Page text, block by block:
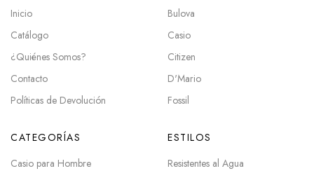
Inicio
Catálogo
¿Quiénes Somos?
Contacto
Políticas de Devolución
Bulova
Casio
Citizen
D'Mario
Fossil
CATEGORÍAS
Casio para Hombre
ESTILOS
Resistentes al Agua